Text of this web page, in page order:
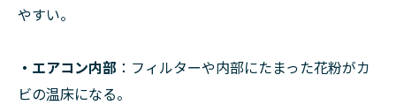
やすい。
・エアコン内部 ：フィルターや内部にたまった花粉がカ
ビの温床になる。